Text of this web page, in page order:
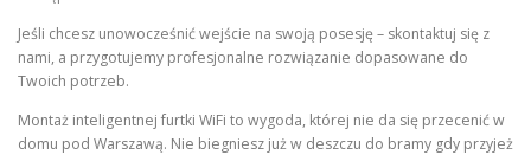
Jeśli chcesz unowocześnić wejście na swoją posesję – skontaktuj się z
nami, a przygotujemy profesjonalne rozwiązanie dopasowane do
Twoich potrzeb.
Montaż inteligentnej furtki WiFi to wygoda, której nie da się przecenić w
domu pod Warszawą. Nie biegniesz już w deszczu do bramy gdy przyjeż